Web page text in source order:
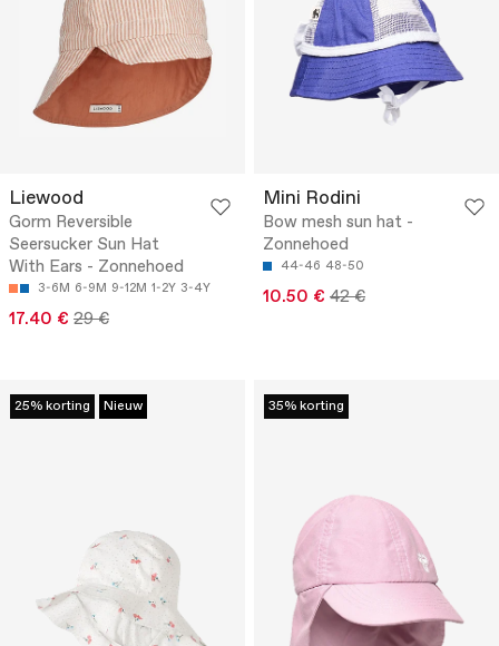
Liewood
Gorm Reversible
Seersucker Sun Hat
With Ears - Zonnehoed
3-6M 6-9M 9-12M 1-2Y 3-4Y
17.40 € 29 €
Mini Rodini
Bow mesh sun hat -
Zonnehoed
44-46 48-50
10.50 € 42 €
25% korting Nieuw 35% korting